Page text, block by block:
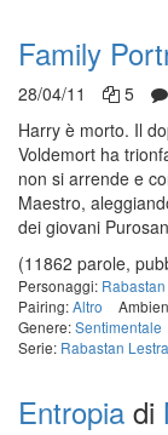
Family
28/04/11 5
Harry è morto. Il
Voldemort ha
non si arrende e
Maestro,
dei giovani
(11862 parole,
Personaggi:
Pairing:Altro
Genere:Sentimentale
Serie: Rabastan
Entropia di